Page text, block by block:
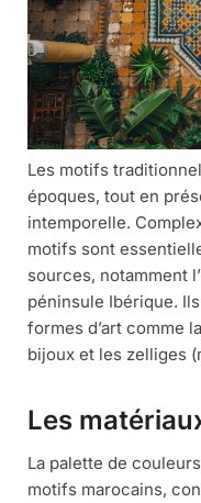
Les motifs
époques, tout en
intemporelle.
motifs sont
sources, notamment
péninsule Ibérique.
formes d’art comme
bijoux et les zelliges
Les
La palette de
motifs marocains,